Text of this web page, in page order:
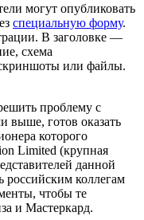
могут опубликовать
специальную форму.
В заголовке —
схема
или файлы.
проблему с
выше, готов оказать
которого
Limited (крупная
данной
российским коллегам
чтобы те
и Мастеркард.